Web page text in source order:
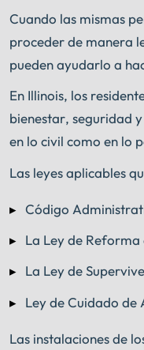
Cuando las mismas
proceder de manera
pueden ayudarlo a
En Illinois, los
bienestar, seguridad
en lo civil como en lo
Las leyes aplicables
Código
La Ley de Reforma
La Ley de
Ley de Cuidado de
Las instalaciones de